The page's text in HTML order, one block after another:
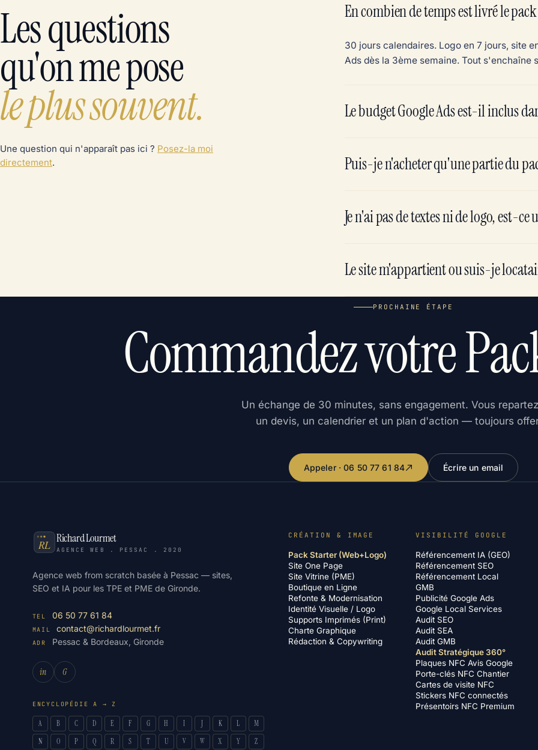
Les questions
qu'on me pose
le plus souvent.
Une question qui n'apparaît pas ici ? Posez-la moi
directement.
En combien de temps est livré le
30 jours calendaires. Logo en 7 jours, site
Ads dès la 3ème semaine. Tout s'enchaîne
Le budget Google Ads est-il inclus
Puis-je n'acheter qu'une partie du
Je n'ai pas de textes ni de logo, est-ce
Le site m'appartient ou suis-je
PROCHAINE ÉTAPE
Commandez votre
Un échange de 30 minutes, sans engagement. Vous
un devis, un calendrier et un plan d'action — toujours
Appeler · 06 50 77 61 84 Écrire un email
Richard Lourmet
AGENCE WEB . PESSAC . 2020
Agence web from scratch basée à Pessac — sites,
SEO et IA pour les TPE et PME de Gironde.
TEL 06 50 77 61 84
MAIL contact@richardlourmet.fr
ADR Pessac & Bordeaux, Gironde
in G
ENCYCLOPÉDIE A → Z
A B C D E F G H I J K L
M
N
O P Q R S T U V W X Y Z
CRÉATION & IMAGE
Pack Starter (Web+Logo)
Site One Page
Site Vitrine (PME)
Boutique en Ligne
Refonte & Modernisation
Identité Visuelle / Logo
Supports Imprimés (Print)
Charte Graphique
Rédaction & Copywriting
VISIBILITÉ GOOGLE
Référencement IA (GEO)
Référencement SEO
Référencement Local
GMB
Publicité Google Ads
Google Local Services
Audit SEO
Audit SEA
Audit GMB
Audit Stratégique 360°
Plaques NFC Avis Google
Porte-clés NFC Chantier
Cartes de visite NFC
Stickers NFC connectés
Présentoirs NFC Premium